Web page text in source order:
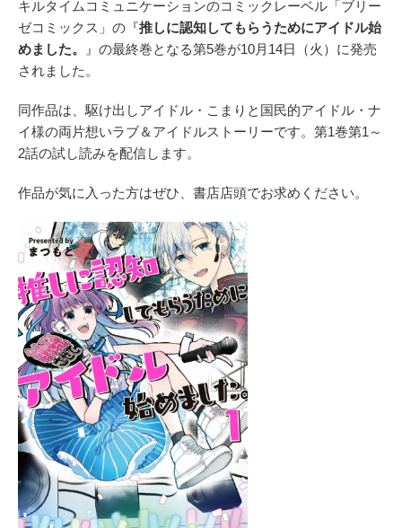
キルタイムコミュニケーションのコミックレーベル「ブリー
ゼコミックス」の『推しに認知してもらうためにアイドル始
めました。
』の最終巻となる第5巻が10月14日（火）に発売
されました。
同作品は、駆け出しアイドル・こまりと国民的アイドル・ナ
イ様の両片想いラブ＆アイドルストーリーです。第1巻第1～
2話の試し読みを配信します。
作品が気に入った方はぜひ、書店店頭でお求めください。